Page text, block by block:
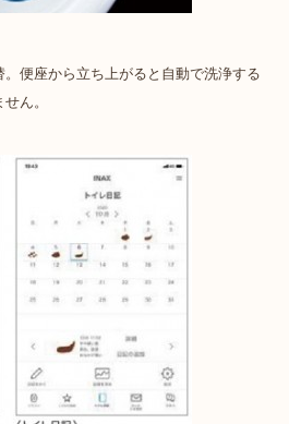
便座から立ち上がると自動で洗浄する
ん。